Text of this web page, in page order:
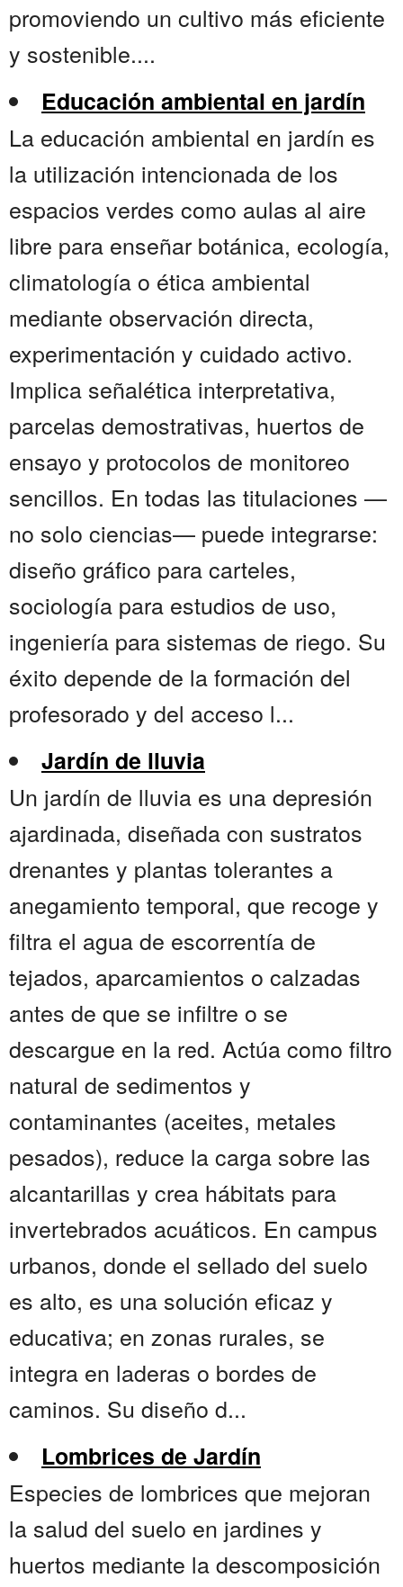
promoviendo un cultivo más eficiente
y sostenible....
Educación ambiental en jardín
La educación ambiental en jardín es
la utilización intencionada de los
espacios verdes como aulas al aire
libre para enseñar botánica, ecología,
climatología o ética ambiental
mediante observación directa,
experimentación y cuidado activo.
Implica señalética interpretativa,
parcelas demostrativas, huertos de
ensayo y protocolos de monitoreo
sencillos. En todas las titulaciones —
no solo ciencias— puede integrarse:
diseño gráfico para carteles,
sociología para estudios de uso,
ingeniería para sistemas de riego. Su
éxito depende de la formación del
profesorado y del acceso l...
Jardín de lluvia
Un jardín de lluvia es una depresión
ajardinada, diseñada con sustratos
drenantes y plantas tolerantes a
anegamiento temporal, que recoge y
filtra el agua de escorrentía de
tejados, aparcamientos o calzadas
antes de que se infiltre o se
descargue en la red. Actúa como filtro
natural de sedimentos y
contaminantes (aceites, metales
pesados), reduce la carga sobre las
alcantarillas y crea hábitats para
invertebrados acuáticos. En campus
urbanos, donde el sellado del suelo
es alto, es una solución eficaz y
educativa; en zonas rurales, se
integra en laderas o bordes de
caminos. Su diseño d...
Lombrices de Jardín
Especies de lombrices que mejoran
la salud del suelo en jardines y
huertos mediante la descomposición